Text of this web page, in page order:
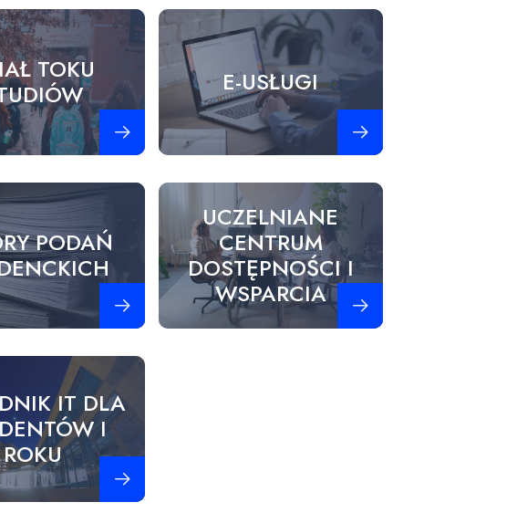
TOKU
Zobacz więcej
E-USŁUGI
PODAŃ
Zobacz więcej
UCZELNIANE
CENTRUM
DOSTĘPNOŚCI I
WSPARCIA Zobacz więcej
IT DLA
I
ROKU
Zobacz więcej